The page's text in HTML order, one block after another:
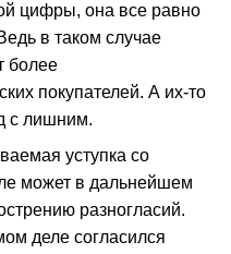
цифры, она все равно
в таком случае
более
покупателей. А их-то
с лишним.
уступка со
может в дальнейшем
разногласий.
деле согласился